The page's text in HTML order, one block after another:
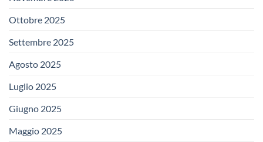
Ottobre 2025
Settembre 2025
Agosto 2025
Luglio 2025
Giugno 2025
Maggio 2025